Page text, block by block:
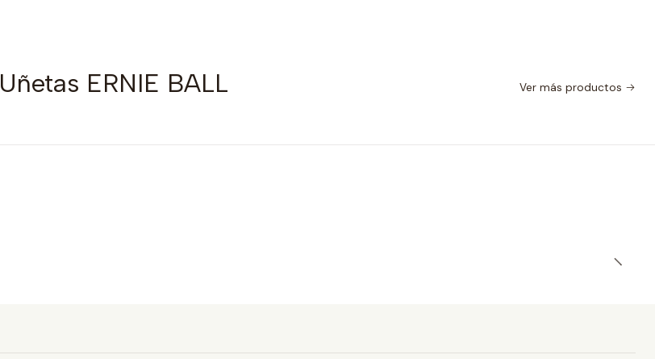
Uñetas ERNIE BALL Ver más productos